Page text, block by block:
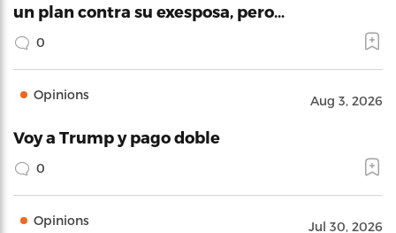
un plan contra su exesposa, pero…
0
Opinions Aug 3, 2026
Voy a Trump y pago doble
0
Opinions Jul 30, 2026